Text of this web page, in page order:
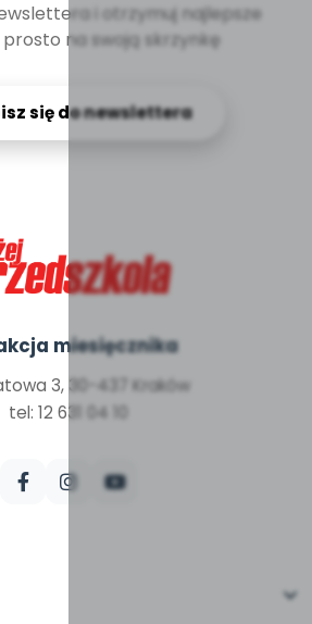
i otrzymuj najlepsze
prosto na swoją skrzynkę
się do newslettera
miesięcznika
3, 30-437 Kraków
tel: 12 631 04 10